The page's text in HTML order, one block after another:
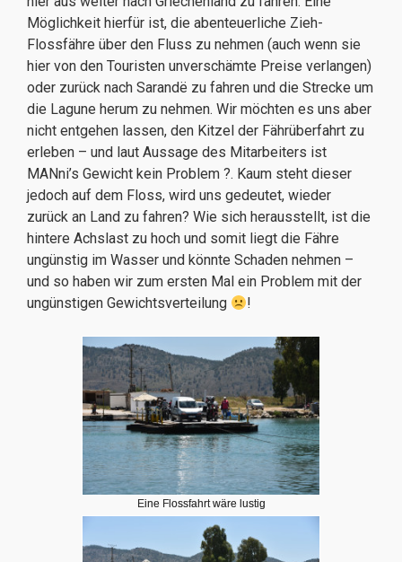
Möglichkeit hierfür ist, die abenteuerliche Zieh-
Flossfähre über den Fluss zu nehmen (auch wenn sie
hier von den Touristen unverschämte Preise verlangen)
oder zurück nach Sarandë zu fahren und die Strecke um
die Lagune herum zu nehmen. Wir möchten es uns aber
nicht entgehen lassen, den Kitzel der Fährüberfahrt zu
erleben – und laut Aussage des Mitarbeiters ist
MANni’s Gewicht kein Problem ?. Kaum steht dieser
jedoch auf dem Floss, wird uns gedeutet, wieder
zurück an Land zu fahren? Wie sich herausstellt, ist die
hintere Achslast zu hoch und somit liegt die Fähre
ungünstig im Wasser und könnte Schaden nehmen –
und so haben wir zum ersten Mal ein Problem mit der
ungünstigen Gewichtsverteilung
!
Eine Flossfahrt wäre lustig